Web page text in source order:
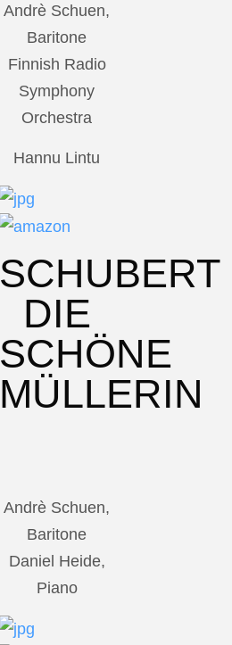
Andrè Schuen,
Baritone
Finnish Radio
Symphony
Orchestra
Hannu Lintu
SCHUBERT
DIE
SCHÖNE
MÜLLERIN
Andrè Schuen,
Baritone
Daniel Heide,
Piano